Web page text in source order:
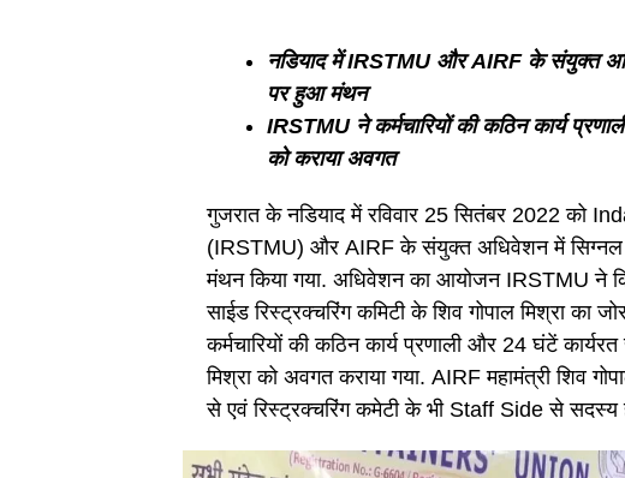
नडियाद में IRSTMU और AIRF के संयुक्त
पर हुआ मंथन
IRSTMU ने कर्मचारियों की कठिन कार्य
को कराया अवगत
गुजरात के नडियाद में रविवार 25 सितंबर 2022 को
(IRSTMU) और AIRF के संयुक्त अधिवेशन में सिग्नल एवं
मंथन किया गया. अधिवेशन का आयोजन IRSTMU ने
साईड रिस्ट्रक्चरिंग कमिटी के शिव गोपाल मिश्रा का
कर्मचारियों की कठिन कार्य प्रणाली और 24 घंटें
मिश्रा को अवगत कराया गया. AIRF महामंत्री शिव
से एवं रिस्ट्रक्चरिंग कमेटी के भी Staff Side से सदस्य